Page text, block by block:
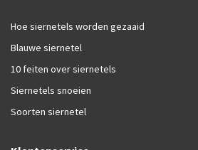
Hoe siernetels worden gezaaid
Blauwe siernetel
10 feiten over siernetels
Siernetels snoeien
Soorten siernetel